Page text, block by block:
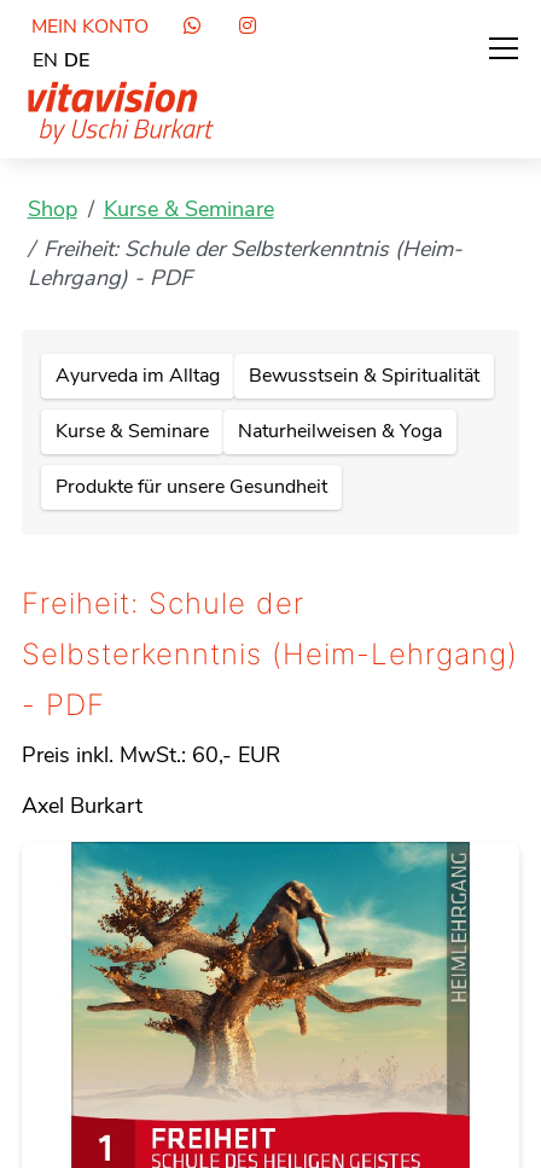
MEIN KONTO
EN DE
Shop
Kurse & Seminare
Freiheit: Schule der Selbsterkenntnis (Heim-
Lehrgang) - PDF
Ayurveda im Alltag Bewusstsein & Spiritualität
Kurse & Seminare Naturheilweisen & Yoga
Produkte für unsere Gesundheit
Freiheit: Schule der
Selbsterkenntnis (Heim-Lehrgang)
- PDF
Preis inkl. MwSt.: 60,- EUR
Details
Axel Burkart